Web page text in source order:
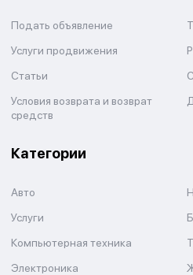
Подать объявление
Услуги продвижения
Статьи
Условия возврата и возврат
средств
Категории
Авто
Услуги
Компьютерная техника
Электроника